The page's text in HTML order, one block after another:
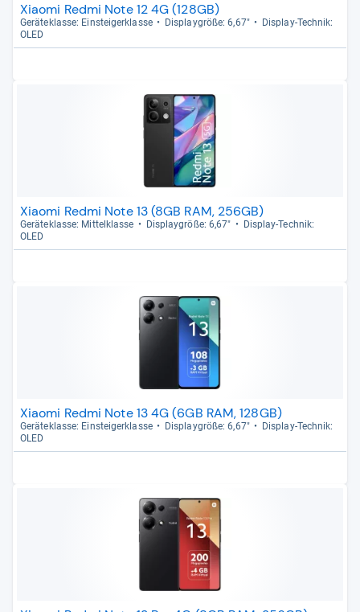
Xiaomi Redmi Note 12 4G (128GB)
Gerä­te­klasse: Ein­stei­ger­klasse Dis­play­größe: 6,67"
Dis­play-​Tech­nik:
OLED
Xiaomi Redmi Note 13 (8GB RAM, 256GB)
Gerä­te­klasse: Mit­tel­klasse Dis­play­größe: 6,67"
Dis­play-​Tech­nik:
OLED
Xiaomi Redmi Note 13 4G (6GB RAM, 128GB)
Gerä­te­klasse: Ein­stei­ger­klasse Dis­play­größe: 6,67"
Dis­play-​Tech­nik:
OLED